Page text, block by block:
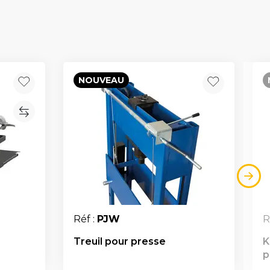
NOUVEAU
Réf : PJW
Treuil pour presse